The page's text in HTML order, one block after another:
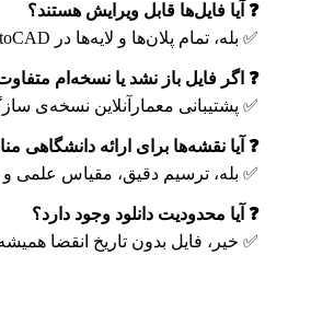
❓ آیا فایل‌ها قابل ویرایش هستند؟
✅ بله، تمام پلان‌ها و لایه‌ها در AutoCAD باز و ویرایش‌پذیرند.
❓ اگر فایل باز نشد یا نسخه‌ام
✅ پشتیبانی معمارآنلاین نسخه‌ی
❓ آیا نقشه‌ها برای ارائه دانشگاهی
✅ بله، ترسیم دقیق، مقیاس علمی و
❓ آیا محدودیت دانلود وجود دارد؟
✅ خیر، فایل بدون تاریخ انقضا